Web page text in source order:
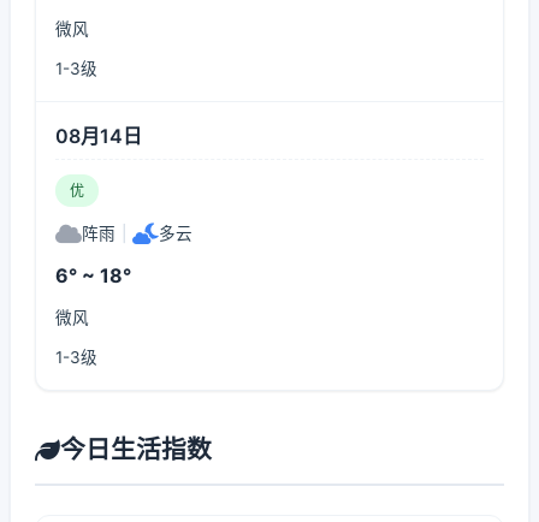
微风
1-3级
08月14日
优
阵雨 多云
6° ~ 18°
微风
1-3级
今日生活指数